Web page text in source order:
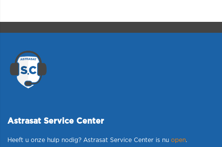
Astrasat Service Center
Heeft u onze hulp nodig? Astrasat Service Center is nu open.